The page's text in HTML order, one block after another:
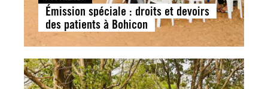
Émission spéciale : droits et devoirs
des patients à Bohicon